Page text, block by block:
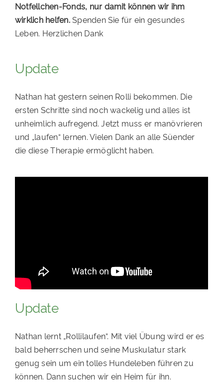
Notfellchen-Fonds, nur damit können wir ihm
wirklich helfen.Spenden Sie für ein gesundes
Leben. Herzlichen Dank
Update
Nathan hat gestern seinen Rolli bekommen. Die
ersten Schritte sind noch wackelig und alles ist
unheimlich aufregend. Jetzt muss er manövrieren
und „laufen“ lernen. Vielen Dank an alle Süender
die diese Therapie ermöglicht haben.
Update
Nathan lernt „Rollilaufen“. Mit viel Übung wird er es
bald beherrschen und seine Muskulatur stark
genug sein um ein tolles Hundeleben führen zu
können. Dann suchen wir ein Heim für ihn.